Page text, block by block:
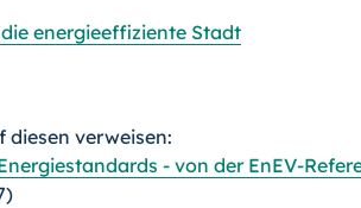
energieeffiziente Stadt
diesen verweisen:
- von der EnEV-